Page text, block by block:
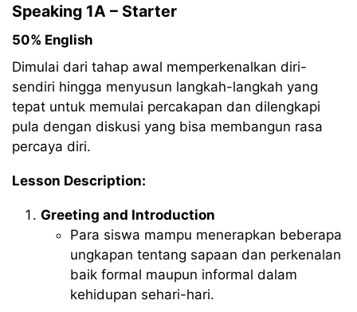
Speaking 1A – Starter
50% English
Dimulai dari tahap awal memperkenalkan diri-
sendiri hingga menyusun langkah-langkah yang
tepat untuk memulai percakapan dan dilengkapi
pula dengan diskusi yang bisa membangun rasa
percaya diri.
Lesson Description:
Greeting and Introduction
Para siswa mampu menerapkan beberapa
ungkapan tentang sapaan dan perkenalan
baik formal maupun informal dalam
kehidupan sehari-hari.